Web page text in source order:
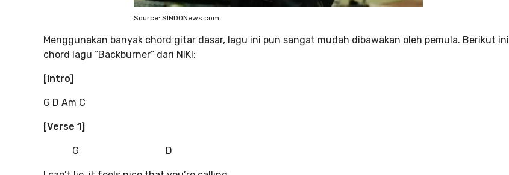
Source: SINDONews.com
Menggunakan banyak chord gitar dasar, lagu ini pun sangat mudah dibawakan oleh pemula. Berikut ini
chord lagu “Backburner” dari NIKI:
[Intro]
G D Am C
[Verse 1]
G D